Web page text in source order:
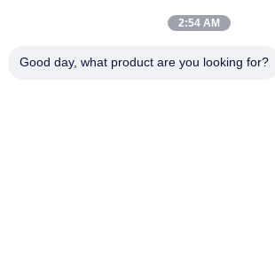
2:54 AM
Good day, what product are you looking for?